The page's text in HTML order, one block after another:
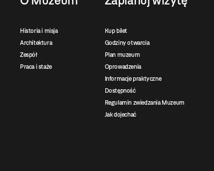
Historia i misja
Architektura
Zespół
Praca i staże
Kup bilet
Godziny otwarcia
Plan muzeum
Oprowadzenia
Informacje praktyczne
Dostępność
Regulamin zwiedzania Muzeum
Jak dojechać